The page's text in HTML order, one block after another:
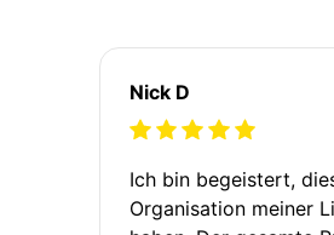
Nick D
Ich bin begeistert,
Organisation meiner